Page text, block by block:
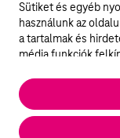
Közösségi média
Cookie beállítások
English
Sütiket és egyéb
használunk az
a tartalmak és
média funkciók
elengedhetetlenek
kikapcsolni őket a
statisztikai, vagy
esetekben az